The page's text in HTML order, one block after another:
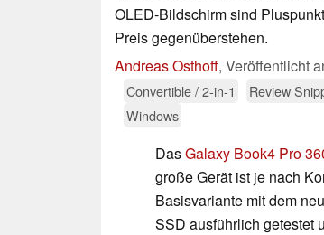
OLED-Bildschirm sind
Preis gegenüberstehen.
Andreas Osthoff, Veröffentlicht
Convertible / 2-in-1
Review
Windows
DasGalaxy Book4 Pro
große Gerät ist je nach
Basisvariante mit dem
SSD ausführlich getestet